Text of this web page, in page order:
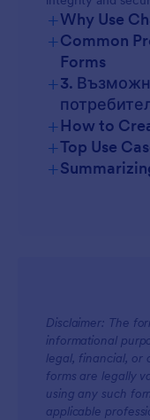
+Why Use
+Common
Forms
+3.
+How to
+Top Use
For
For Teams
+
Disclaimer: The
informational
legal, financial, or
forms are legally
using any such
applicable